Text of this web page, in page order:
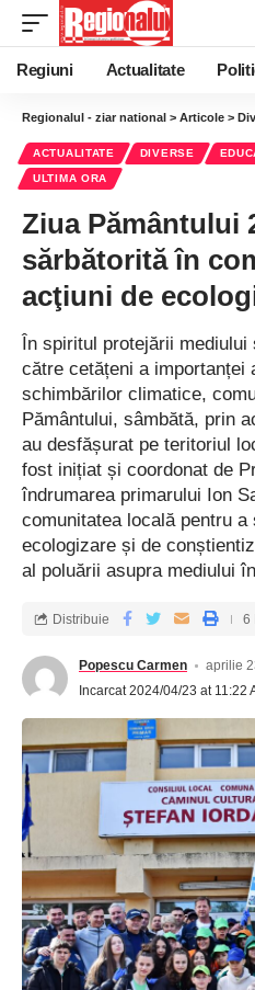
Regiuni Actualitate
Regionalul - ziar national > Articole >
ACTUALITATE DIVERSE
ULTIMA ORA
Ziua Pământului
sărbătorită în
acţiuni de
În spiritul protejării
către cetățeni a importanței
schimbărilor climatice,
Pământului, sâmbătă, prin
au desfășurat pe teritoriul
fost inițiat și coordonat de
îndrumarea primarului Ion
comunitatea locală pentru
ecologizare și de
al poluării asupra mediului
Popescu Carmen
aprilie
Incarcat 2024/04/23 at 11:22
Distribuie 6